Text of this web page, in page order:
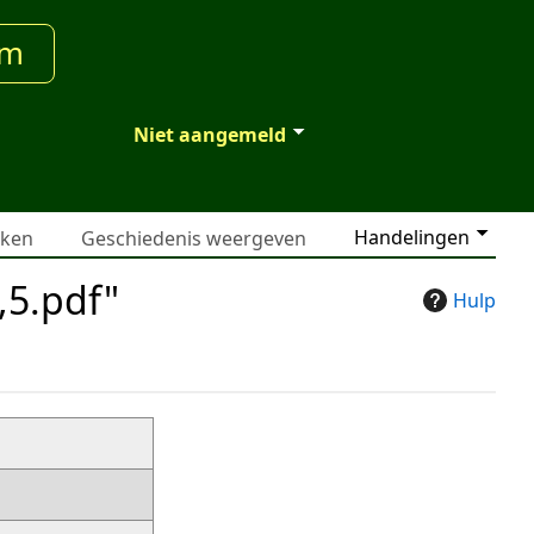
Niet aangemeld
Handelingen
Geschiedenis weergeven
Hulp